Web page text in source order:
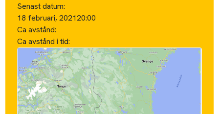
Senast datum:
18 februari, 202120:00
Ca avstånd:
Ca avstånd i tid: